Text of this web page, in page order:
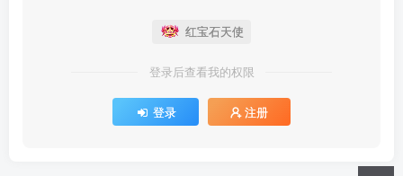
红宝石天使
登录后查看我的权限
登录 注册